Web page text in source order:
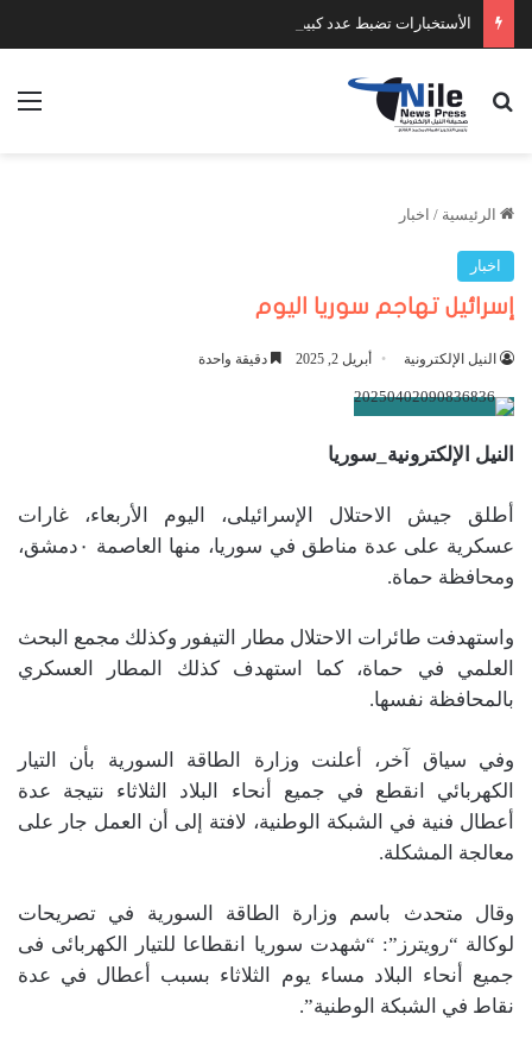
الأستخبارات تضبط عدد كبير من السلاح والمخدرات
بحث عن
الرئيسية / اخبار
اخبار
إسرائيل تهاجم سوريا اليوم
النيل الإلكترونية أبريل 2, 2025 دقيقة واحدة
النيل الإلكترونية_سوريا
أطلق جيش الاحتلال الإسرائيلى، اليوم الأربعاء، غارات
عسكرية على عدة مناطق في سوريا، منها العاصمة ٠دمشق،
ومحافظة حماة.
واستهدفت طائرات الاحتلال مطار التيفور وكذلك مجمع البحث
العلمي في حماة، كما استهدف كذلك المطار العسكري
بالمحافظة نفسها.
وفي سياق آخر، أعلنت وزارة الطاقة السورية بأن التيار
الكهربائي انقطع في جميع أنحاء البلاد الثلاثاء نتيجة عدة
أعطال فنية في الشبكة الوطنية، لافتة إلى أن العمل جار على
معالجة المشكلة.
وقال متحدث باسم وزارة الطاقة السورية في تصريحات
لوكالة “رويترز”: “شهدت سوريا انقطاعا للتيار الكهربائى فى
جميع أنحاء البلاد مساء يوم الثلاثاء بسبب أعطال في عدة
نقاط في الشبكة الوطنية”.